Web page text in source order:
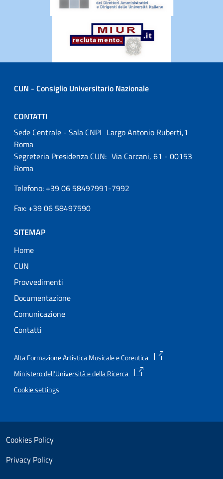
CUN - Consiglio Universitario Nazionale
CONTATTI
Sede Centrale - Sala CNPI Largo Antonio Ruberti,1
Roma
Segreteria Presidenza CUN: Via Carcani, 61 - 00153
Roma
Telefono: +39 06 58497991-7992
Fax: +39 06 58497590
SITEMAP
Home
CUN
Provvedimenti
Documentazione
Comunicazione
Contatti
Alta Formazione Artistica Musicale e Coreutica
Ministero dell’Università e della Ricerca
Cookie settings
Small prints
Useful links section
Cookies Policy
Privacy Policy